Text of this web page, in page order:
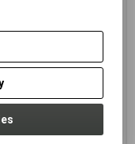
číslo:
CHE16
(dni):2
balení: